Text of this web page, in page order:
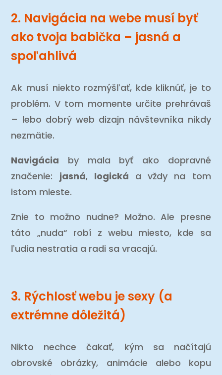
2. Navigácia na webe musí byť
ako tvoja babička – jasná a
spoľahlivá
Ak musí niekto rozmýšľať, kde kliknúť, je to
problém. V tom momente určite prehrávaš
– lebo dobrý web dizajn návštevníka nikdy
nezmätie.
Navigácia by mala byť ako dopravné
značenie: jasná, logická a vždy na tom
istom mieste.
Znie to možno nudne? Možno. Ale presne
táto „nuda“ robí z webu miesto, kde sa
ľudia nestratia a radi sa vracajú.
3. Rýchlosť webu je sexy (a
extrémne dôležitá)
Nikto nechce čakať, kým sa načítajú
obrovské obrázky, animácie alebo kopu